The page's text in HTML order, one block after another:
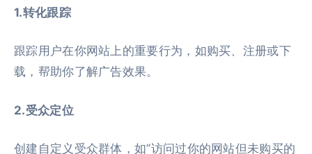
1.转化跟踪
跟踪用户在你网站上的重要行为，如购买、注册或下
载，帮助你了解广告效果。
2.受众定位
创建自定义受众群体，如”访问过你的网站但未购买的